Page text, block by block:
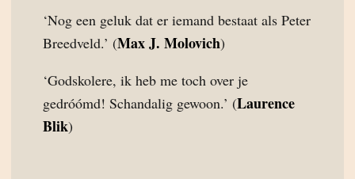
‘Nog een geluk dat er iemand bestaat als Peter
Breedveld.’ (Max J. Molovich)
‘Godskolere, ik heb me toch over je
gedróómd! Schandalig gewoon.’ (Laurence
Blik)